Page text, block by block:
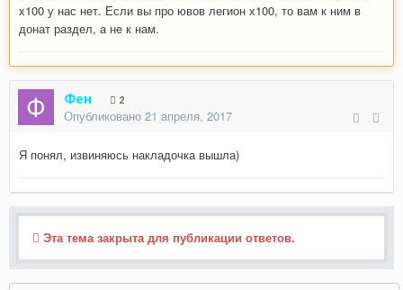
х100 у нас нет. Если вы про ювов легион х100, то вам к ним в
донат раздел, а не к нам.
Фен 2
Опубликовано 21 апреля, 2017
Я понял, извиняюсь накладочка вышла)
Эта тема закрыта для публикации ответов.